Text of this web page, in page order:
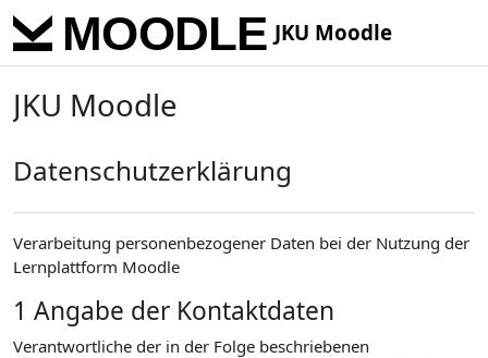
Skip to main content
JKU Moodle
JKU Moodle
Datenschutzerklärung
Verarbeitung personenbezogener Daten bei der Nutzung der
Lernplattform Moodle
1 Angabe der Kontaktdaten
Verantwortliche der in der Folge beschriebenen